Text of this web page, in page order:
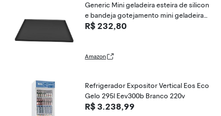
Generic Mini geladeira esteira de silicon
e bandeja gotejamento mini geladeira
gotejamento pan mini geladeira freezer
R$ 232,80
Amazon
Refrigerador Expositor Vertical Eos Eco
Gelo 295l Eev300b Branco 220v
R$ 3.238,99